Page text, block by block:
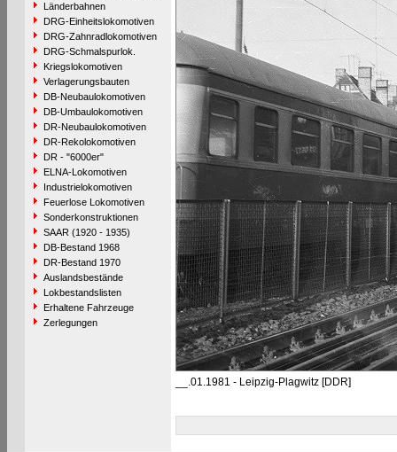
Länderbahnen
DRG-Einheitslokomotiven
DRG-Zahnradlokomotiven
DRG-Schmalspurlok.
Kriegslokomotiven
Verlagerungsbauten
DB-Neubaulokomotiven
DB-Umbaulokomotiven
DR-Neubaulokomotiven
DR-Rekolokomotiven
DR - "6000er"
ELNA-Lokomotiven
Industrielokomotiven
Feuerlose Lokomotiven
Sonderkonstruktionen
SAAR (1920 - 1935)
DB-Bestand 1968
DR-Bestand 1970
Auslandsbestände
Lokbestandslisten
Erhaltene Fahrzeuge
Zerlegungen
__.01.1981 - Leipzig-Plagwitz [DDR]